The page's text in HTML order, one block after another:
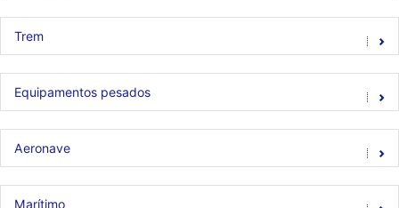
Trem
Equipamentos pesados
Aeronave
Marítimo